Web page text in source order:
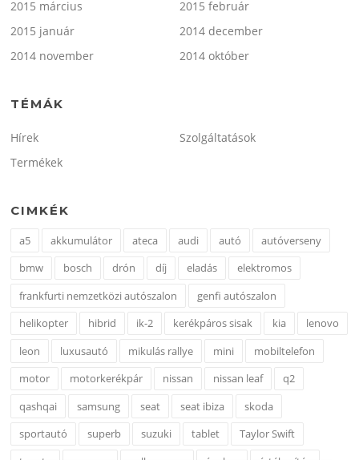
2015 március
2015 február
2015 január
2014 december
2014 november
2014 október
TÉMÁK
Hírek
Szolgáltatások
Termékek
CIMKÉK
a5 akkumulátor ateca audi autó
autóverseny
bmw
bosch drón díj eladás
elektromos
frankfurti nemzetközi autószalon
genfi autószalon
helikopter
hibrid ik-2 kerékpáros sisak kia
lenovo
leon
luxusautó mikulás rallye mini
mobiltelefon
motor
motorkerékpár nissan nissan leaf
q2
qashqai
samsung seat seat ibiza
skoda
sportautó
superb suzuki tablet
Taylor Swift